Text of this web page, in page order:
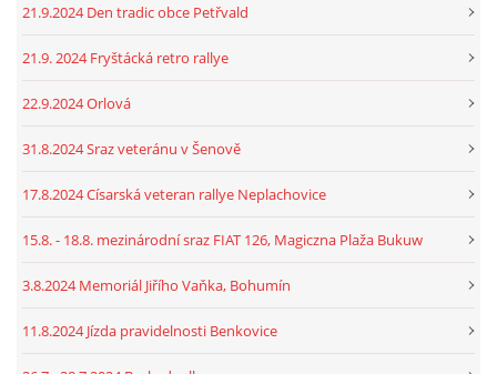
21.9.2024 Den tradic obce Petřvald
21.9. 2024 Fryštácká retro rallye
22.9.2024 Orlová
31.8.2024 Sraz veteránu v Šenově
17.8.2024 Císarská veteran rallye Neplachovice
15.8. - 18.8. mezinárodní sraz FIAT 126, Magiczna Plaža Bukuw
3.8.2024 Memoriál Jiřího Vaňka, Bohumín
11.8.2024 Jízda pravidelnosti Benkovice